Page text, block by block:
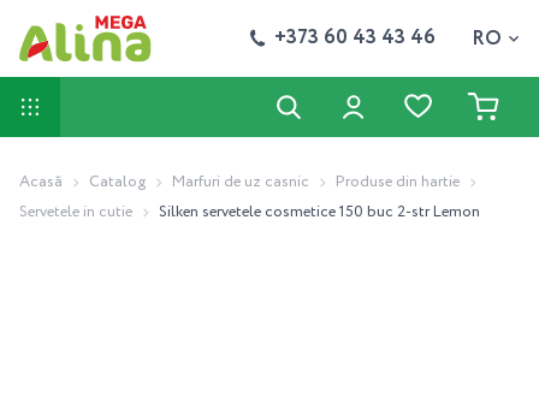
+373 60 43 43 46 RO
Acasă Catalog Marfuri de uz casnic
Produse din hartie
Servetele in cutie
Silken servetele cosmetice 150 buc 2-str Lemon